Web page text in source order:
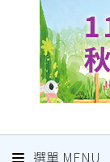
選單 MENU